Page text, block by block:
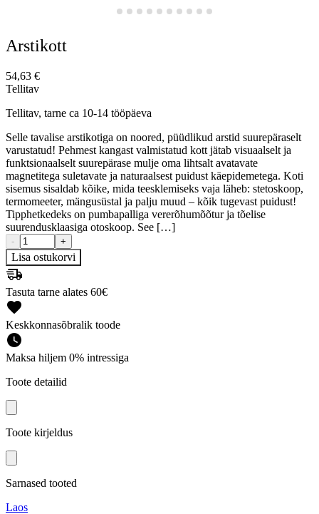
Arstikott
54,63 €
Tellitav
Tellitav, tarne ca 10-14 tööpäeva
Selle tavalise arstikotiga on noored, püüdlikud arstid suurepäraselt
varustatud! Pehmest kangast valmistatud kott jätab visuaalselt ja
funktsionaalselt suurepärase mulje oma lihtsalt avatavate
magnetitega suletavate ja naturaalsest puidust käepidemetega. Koti
sisemus sisaldab kõike, mida teesklemiseks vaja läheb: stetoskoop,
termomeeter, mängusüstal ja palju muud – kõik tugevast puidust!
Tipphetkedeks on pumbapalliga vererõhumõõtur ja tõelise
suurendusklaasiga otoskoop. See […]
- +
Lisa ostukorvi
Tasuta tarne alates 60€
Keskkonnasõbralik toode
Maksa hiljem 0% intressiga
Toote detailid
Toote kirjeldus
Sarnased tooted
Laos